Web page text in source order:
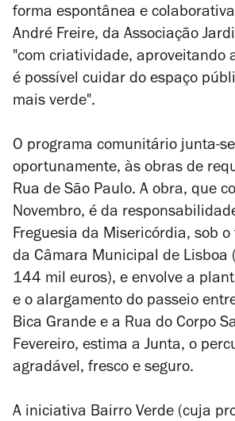
forma espontânea e
André Freire, da Associação
"com criatividade, aproveitando
é possível cuidar do espaço
mais verde".
O programa comunitário junta-
oportunamente, às obras de
Rua de São Paulo. A obra, que
Novembro, é da
Freguesia da Misericórdia, sob
da Câmara Municipal de Lisboa
144 mil euros), e envolve a
e o alargamento do passeio
Bica Grande e a Rua do Corpo
Fevereiro, estima a Junta, o
agradável, fresco e seguro.
A iniciativa Bairro Verde (cuja